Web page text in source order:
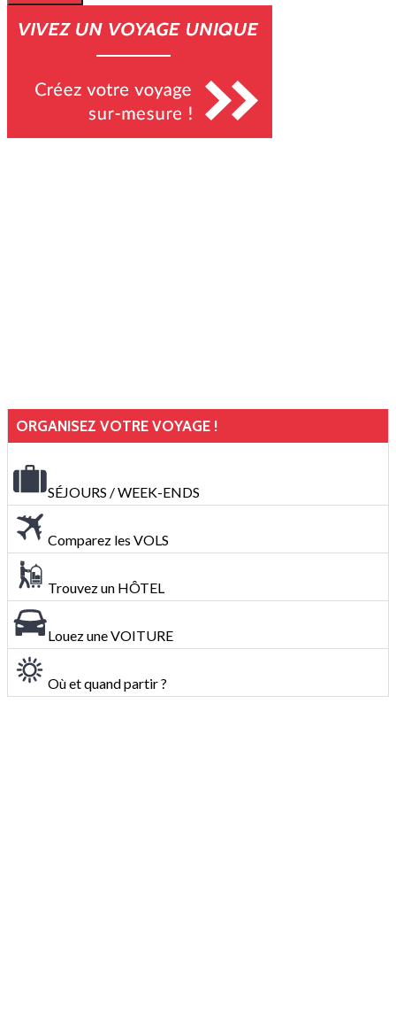
ORGANISEZ VOTRE VOYAGE !
SÉJOURS / WEEK-ENDS
Comparez les VOLS
Trouvez un HÔTEL
Louez une VOITURE
Où et quand partir ?